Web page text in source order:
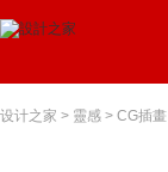
设计之家 > 靈感 > CG插畫